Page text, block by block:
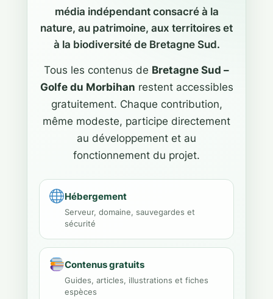
média indépendant consacré à la
nature, au patrimoine, aux territoires et
à la biodiversité de Bretagne Sud.
Tous les contenus de Bretagne Sud –
Golfe du Morbihan restent accessibles
gratuitement. Chaque contribution,
même modeste, participe directement
au développement et au
fonctionnement du projet.
Hébergement
Serveur, domaine, sauvegardes et
sécurité
Contenus gratuits
Guides, articles, illustrations et fiches
espèces